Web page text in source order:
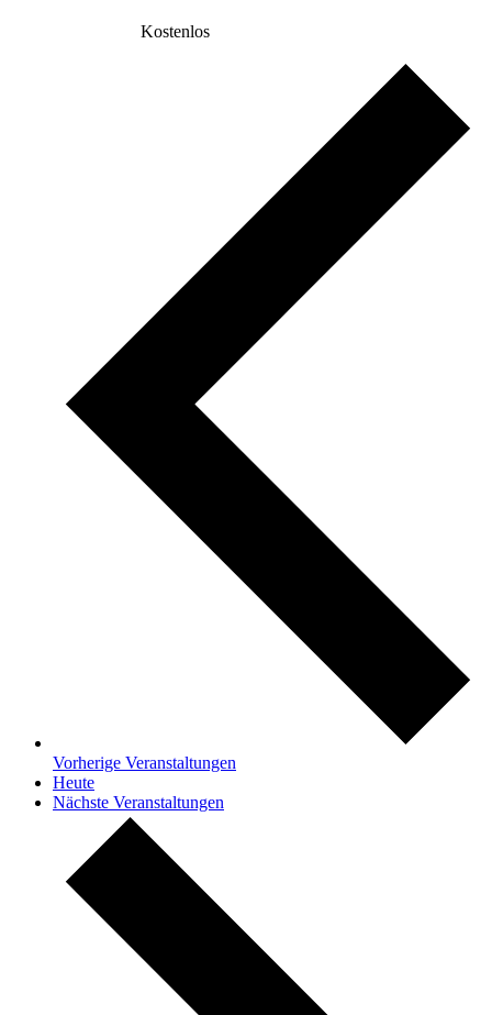
Kostenlos
Vorherige Veranstaltungen
Heute
Nächste Veranstaltungen